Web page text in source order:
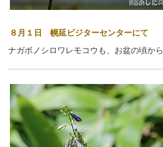
８月１日 幌延ビジターセンターにて
ナガボノシロワレモコウも、お盆の頃か